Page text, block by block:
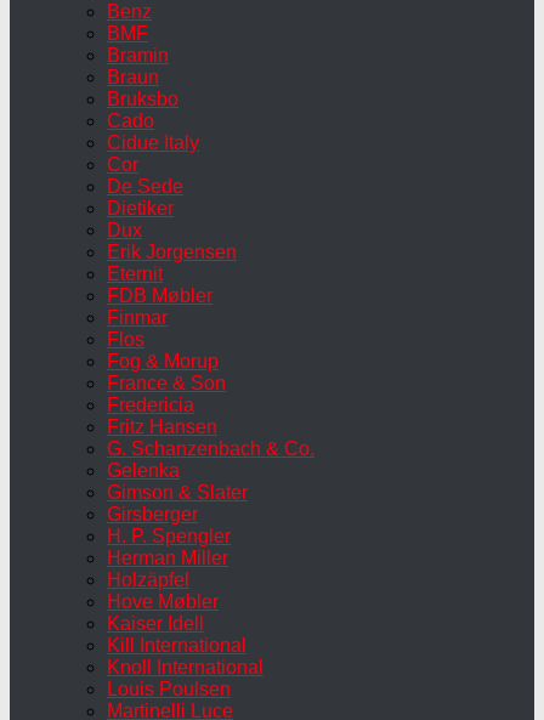
Benz
BMF
Bramin
Braun
Bruksbo
Cado
Cidue Italy
Cor
De Sede
Dietiker
Dux
Erik Jorgensen
Eternit
FDB Møbler
Finmar
Flos
Fog & Morup
France & Son
Fredericia
Fritz Hansen
G. Schanzenbach & Co.
Gelenka
Gimson & Slater
Girsberger
H. P. Spengler
Herman Miller
Holzäpfel
Hove Møbler
Kaiser Idell
Kill International
Knoll International
Louis Poulsen
Martinelli Luce